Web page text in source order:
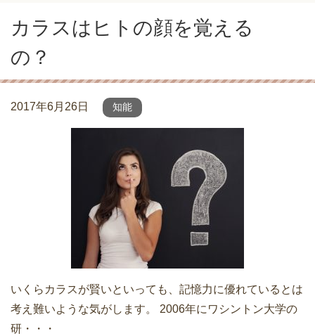
カラスはヒトの顔を覚える
の？
2017年6月26日 知能
いくらカラスが賢いといっても、記憶力に優れているとは
考え難いような気がします。 2006年にワシントン大学の
研・・・